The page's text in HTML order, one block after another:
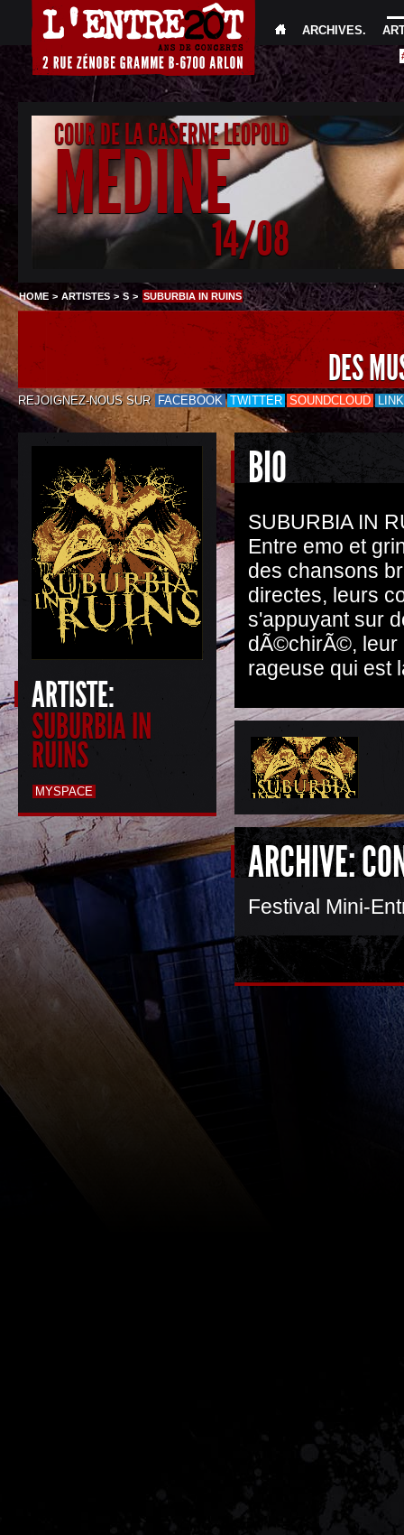
ARCHIVES.
COUR DE LA CASERNE LEOPOLD
MEDINE
14/08
HOME > ARTISTES > S > SUBURBIA IN RUINS
DES
REJOIGNEZ-NOUS SUR FACEBOOK TWITTER SOUNDCLOUD
ARTISTE:
SUBURBIA IN
RUINS
MYSPACE
BIO
SUBURBIA IN
Entre emo et
des chansons
directes, leurs
s'appuyant sur
dÃ©chirÃ©, leur
rageuse qui est
ARCHIVE:
Festival Mini-